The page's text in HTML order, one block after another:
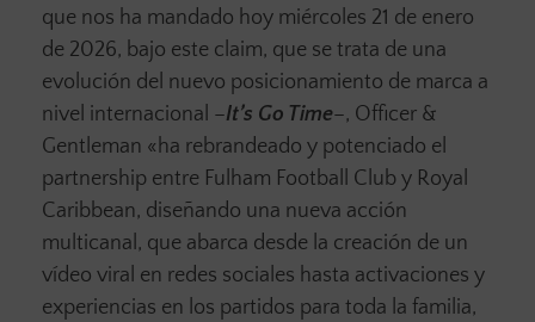
que nos ha mandado hoy miércoles 21 de enero
de 2026, bajo este claim, que se trata de una
evolución del nuevo posicionamiento de marca a
nivel internacional –It’s Go Time–, Officer &
Gentleman «ha rebrandeado y potenciado el
partnership entre Fulham Football Club y Royal
Caribbean, diseñando una nueva acción
multicanal, que abarca desde la creación de un
vídeo viral en redes sociales hasta activaciones y
experiencias en los partidos para toda la familia,